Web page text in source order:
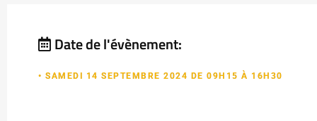
Date de l'évènement:
• SAMEDI 14 SEPTEMBRE 2024 DE 09H15 À 16H30